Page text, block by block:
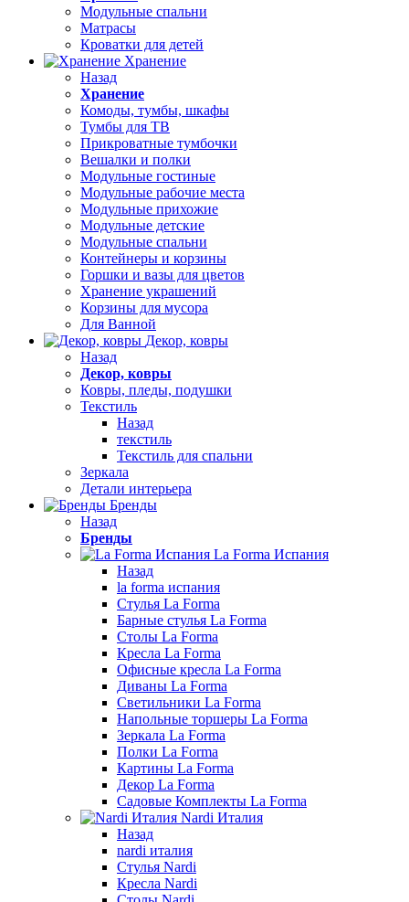
Модульные спальни
Матрасы
Кроватки для детей
Хранение
Назад
Хранение
Комоды, тумбы, шкафы
Тумбы для ТВ
Прикроватные тумбочки
Вешалки и полки
Модульные гостиные
Модульные рабочие места
Модульные прихожие
Модульные детские
Модульные спальни
Контейнеры и корзины
Горшки и вазы для цветов
Хранение украшений
Корзины для мусора
Для Ванной
Декор, ковры
Назад
Декор, ковры
Ковры, пледы, подушки
Текстиль
Назад
текстиль
Текстиль для спальни
Зеркала
Детали интерьера
Бренды
Назад
Бренды
La Forma Испания
Назад
la forma испания
Стулья La Forma
Барные стулья La Forma
Столы La Forma
Кресла La Forma
Офисные кресла La Forma
Диваны La Forma
Светильники La Forma
Напольные торшеры La Forma
Зеркала La Forma
Полки La Forma
Картины La Forma
Декор La Forma
Садовые Комплекты La Forma
Nardi Италия
Назад
nardi италия
Стулья Nardi
Кресла Nardi